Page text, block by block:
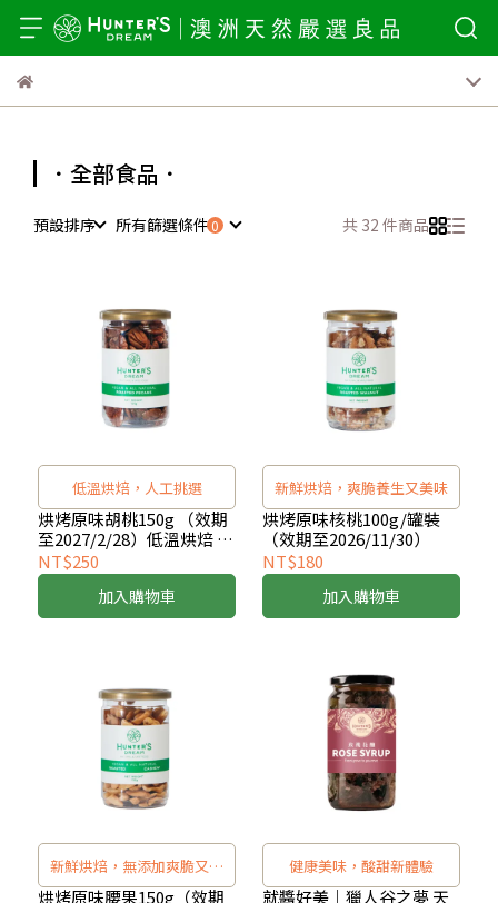
．全部食品．
預設排序 所有篩選條件 共 32 件商品
低溫烘焙，人工挑選
烘烤原味胡桃150g （效期
至2027/2/28）低溫烘焙 無
添加堅果
NT$250
加入購物車
新鮮烘焙，爽脆養生又美味
烘烤原味核桃100g/罐裝
（效期至2026/11/30）
NT$180
加入購物車
新鮮烘焙，無添加爽脆又美
味
烘烤原味腰果150g（效期
健康美味，酸甜新體驗
就醬好美｜獵人谷之夢 天